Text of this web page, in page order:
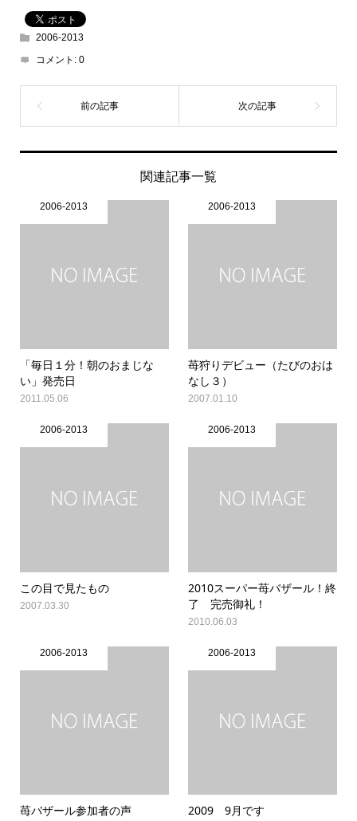
2006-2013
コメント: 0
関連記事一覧
2006-2013
「毎日１分！朝のおまじな
い」発売日
2011.05.06
2006-2013
苺狩りデビュー（たびのおは
なし３）
2007.01.10
2006-2013
この目で見たもの
2007.03.30
2006-2013
2010スーパー苺バザール！終
了 完売御礼！
2010.06.03
2006-2013
苺バザール参加者の声
2006-2013
2009 9月です